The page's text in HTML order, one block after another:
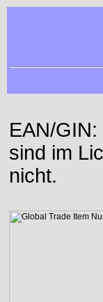
EAN/
sind im
nicht.